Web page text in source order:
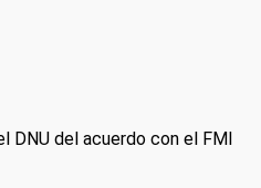
DNU del acuerdo con el FMI